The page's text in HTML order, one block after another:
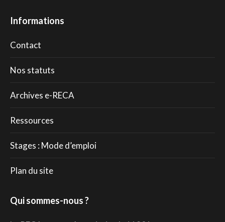
Informations
Contact
Nos statuts
Archives e-RECA
Ressources
Stages : Mode d’emploi
Plan du site
Qui sommes-nous ?